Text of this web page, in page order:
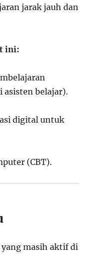
jarak jauh dan
ini:
asisten belajar).
digital untuk
(CBT).
yang masih aktif di